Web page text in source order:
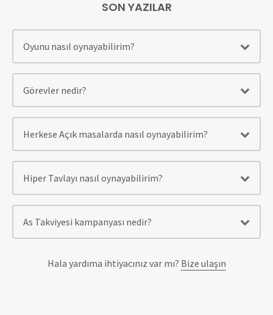
SON YAZILAR
Oyunu nasıl oynayabilirim?
Görevler nedir?
Herkese Açık masalarda nasıl oynayabilirim?
Hiper Tavlayı nasıl oynayabilirim?
As Takviyesi kampanyası nedir?
Hala yardıma ihtiyacınız var mı? Bize ulaşın